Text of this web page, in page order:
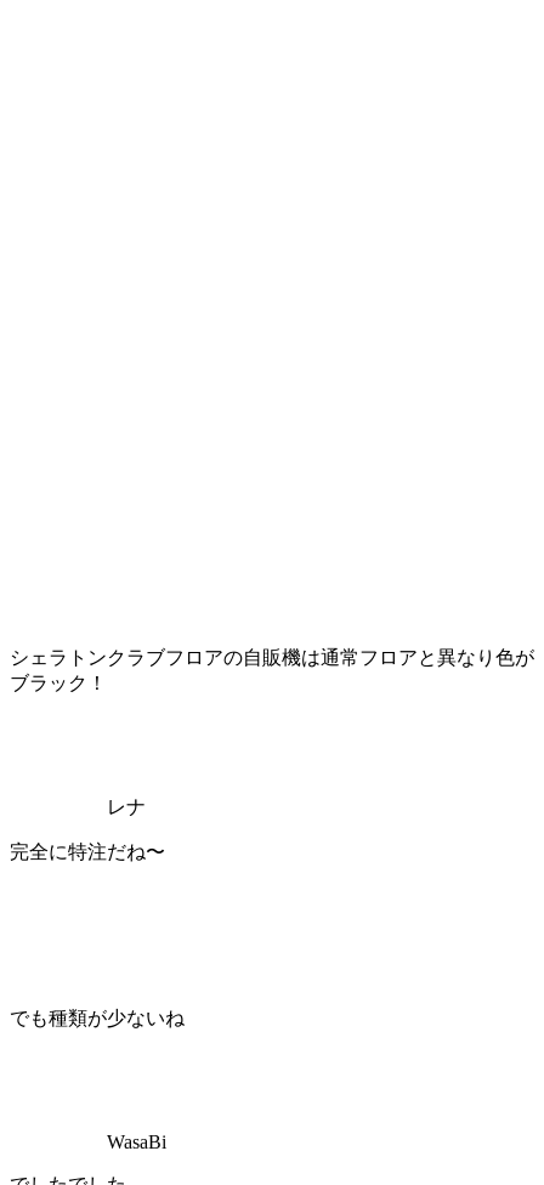
シェラトンクラブフロアの自販機は通常フロアと異なり色が
ブラック！
レナ
完全に特注だね〜
でも種類が少ないね
WasaBi